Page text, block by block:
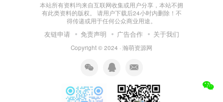
本站所有资料均来自互联网收集或用户分享，本站不拥
有此类资料的版权。 请用户下载后24小时内删除！不
得传递或用于任何公众商业用途。
友链申请 免责声明 广告合作 关于我们
Copyright © 2024 · 瀚萌资源网